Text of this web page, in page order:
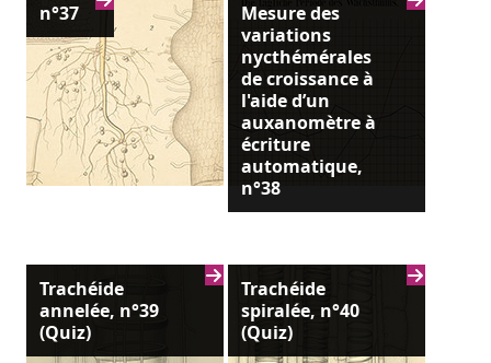
n°37
Mesure des
variations
nycthémérales
de croissance à
l'aide d’un
auxanomètre à
écriture
automatique,
n°38
Trachéide
annelée, n°39
(Quiz)
Trachéide
spiralée, n°40
(Quiz)